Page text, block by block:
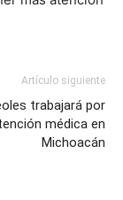
Artículo siguiente
trabajará por
médica en
Michoacán